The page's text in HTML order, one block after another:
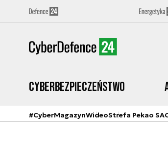
Cyberbezpieczeństwo
#CyberMagazynWideoStrefa Pekao SA